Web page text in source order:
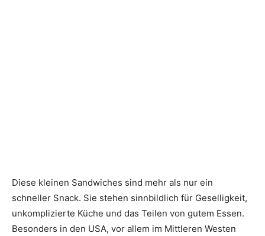
Diese kleinen Sandwiches sind mehr als nur ein
schneller Snack. Sie stehen sinnbildlich für Geselligkeit,
unkomplizierte Küche und das Teilen von gutem Essen.
Besonders in den USA, vor allem im Mittleren Westen